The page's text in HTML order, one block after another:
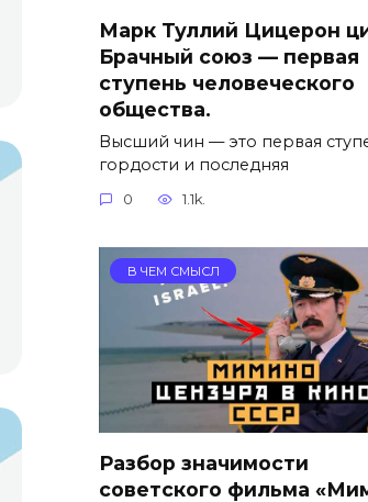
Марк Туллий Цицерон
Брачный союз — первая
ступень человеческого
общества.
Высший чин — это первая
гордости и последняя
0 1.1k.
В ЧЕМ СМЫСЛ
Разбор значимости
советского фильма